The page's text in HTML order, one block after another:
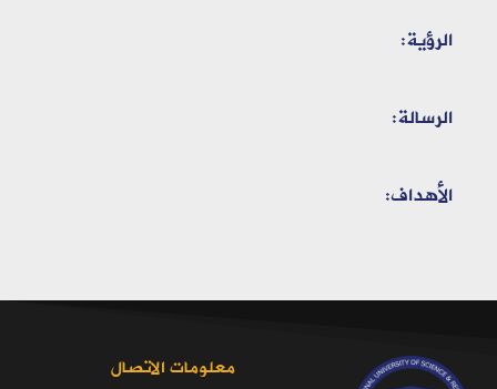
الرؤية:
الرسالة:
الأهداف:
معلومات الاتصال